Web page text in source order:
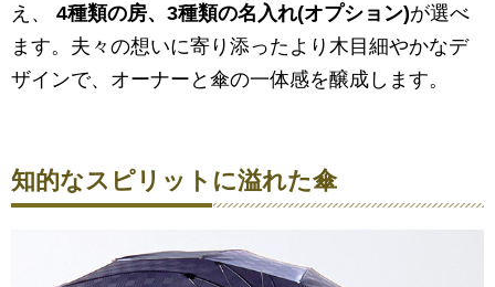
え、 4種類の房、3種類の名入れ(オプション)が選べ
ます。夫々の想いに寄り添ったより木目細やかなデ
ザインで、オーナーと傘の一体感を醸成します。
知的なスピリットに溢れた傘